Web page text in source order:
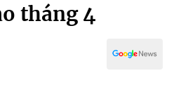
tháng 4